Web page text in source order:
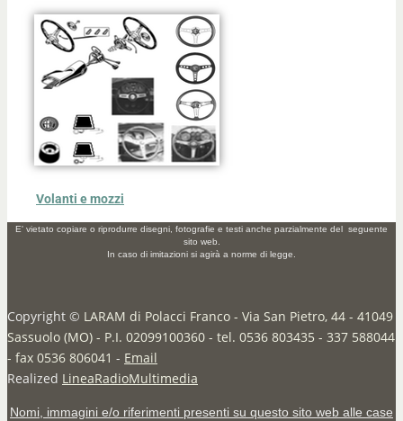
Volanti e mozzi
E' vietato copiare o riprodurre disegni, fotografie e testi anche parzialmente del seguente
sito web.
In caso di imitazioni si agirà a norme di legge.
Copyright © LARAM di Polacci Franco - Via San Pietro, 44 - 41049
Sassuolo (MO) - P.I. 02099100360 - tel. 0536 803435 - 337 588044
- fax 0536 806041 - Email
Realized LineaRadioMultimedia
Nomi, immagini e/o riferimenti presenti su questo sito web alle case